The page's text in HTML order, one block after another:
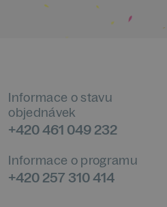
Informace o stavu
objednávek
+420 461 049 232
Informace o programu
+420 257 310 414